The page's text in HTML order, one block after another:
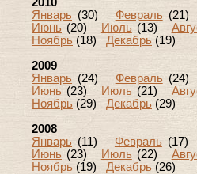
Январь (30) Февраль
Июнь (20) Июль(13)
Ноябрь (18) Декабрь (19)
2009
Январь (24) Февраль
Июнь (23) Июль(21)
Ноябрь (29) Декабрь (29)
2008
Январь (11) Февраль
Июнь (23) Июль(22)
Ноябрь (19) Декабрь (26)